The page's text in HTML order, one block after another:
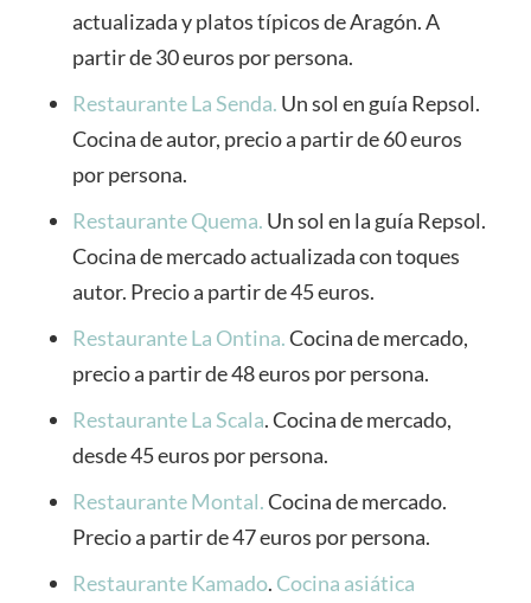
actualizada y platos típicos de Aragón. A
partir de 30 euros por persona.
Restaurante La Senda. Un sol en guía Repsol.
Cocina de autor, precio a partir de 60 euros
por persona.
Restaurante Quema. Un sol en la guía Repsol.
Cocina de mercado actualizada con toques
autor. Precio a partir de 45 euros.
Restaurante La Ontina.Cocina de mercado,
precio a partir de 48 euros por persona.
Restaurante La Scala. Cocina de mercado,
desde 45 euros por persona.
Restaurante Montal.Cocina de mercado.
Precio a partir de 47 euros por persona.
Restaurante Kamado. Cocina asiática